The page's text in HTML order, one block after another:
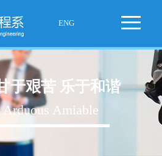
ENG
于艰苦 乐于和谐
Arduous Amiable